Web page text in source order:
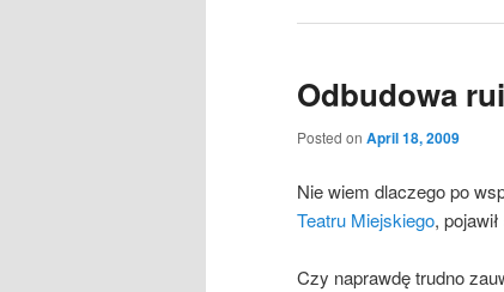
Odbudowa
Posted on April 18, 2009
Nie wiem dlaczego po
Teatru Miejskiego,
Czy naprawdę trudno